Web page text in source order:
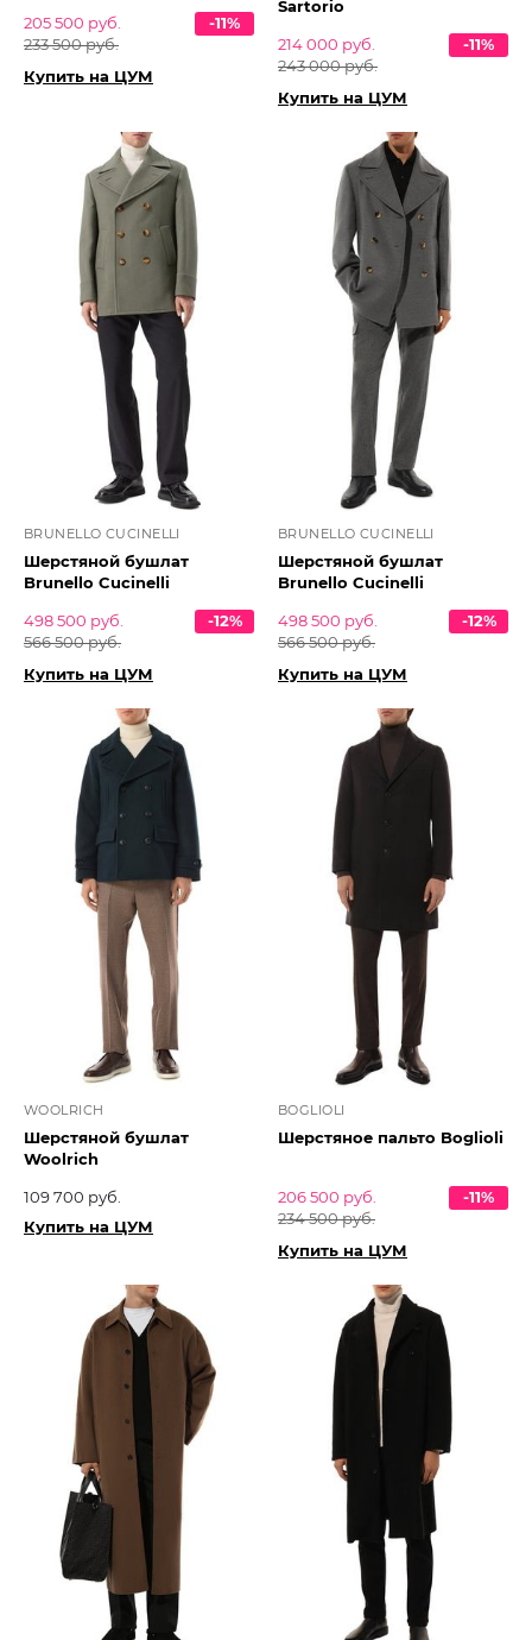
205 500 руб.
233 500 руб.
-11%
Купить на ЦУМ
Sartorio
214 000 руб.
243 000 руб.
-11%
Купить на ЦУМ
BRUNELLO CUCINELLI
Шерстяной бушлат
Brunello Cucinelli
498 500 руб.
566 500 руб.
-12%
Купить на ЦУМ
BRUNELLO CUCINELLI
Шерстяной бушлат
Brunello Cucinelli
498 500 руб.
566 500 руб.
-12%
Купить на ЦУМ
WOOLRICH
Шерстяной бушлат
Woolrich
109 700 руб.
Купить на ЦУМ
BOGLIOLI
Шерстяное пальто Boglioli
206 500 руб.
234 500 руб.
-11%
Купить на ЦУМ